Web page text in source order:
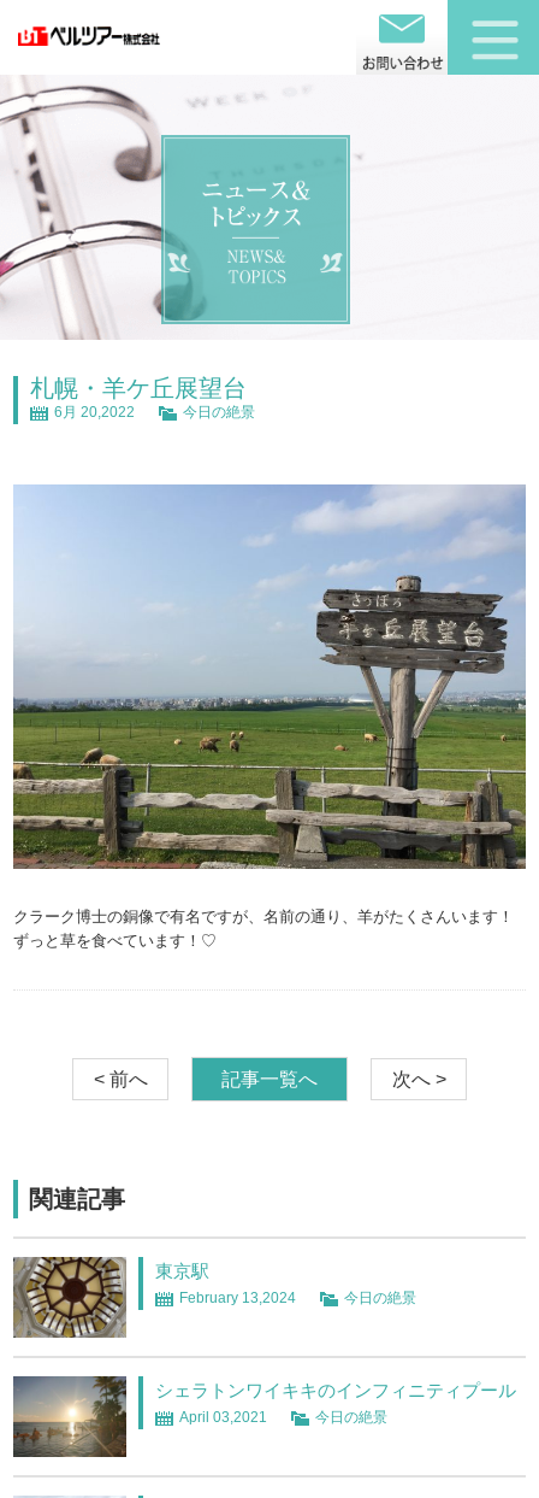
札幌・羊ケ丘展望台
6月 20,2022 今日の絶景
クラーク博士の銅像で有名ですが、名前の通り、羊がたくさんいます！
ずっと草を食べています！♡
< 前へ 記事一覧へ 次へ >
関連記事
東京駅
February 13,2024 今日の絶景
シェラトンワイキキのインフィニティプール
April 03,2021 今日の絶景